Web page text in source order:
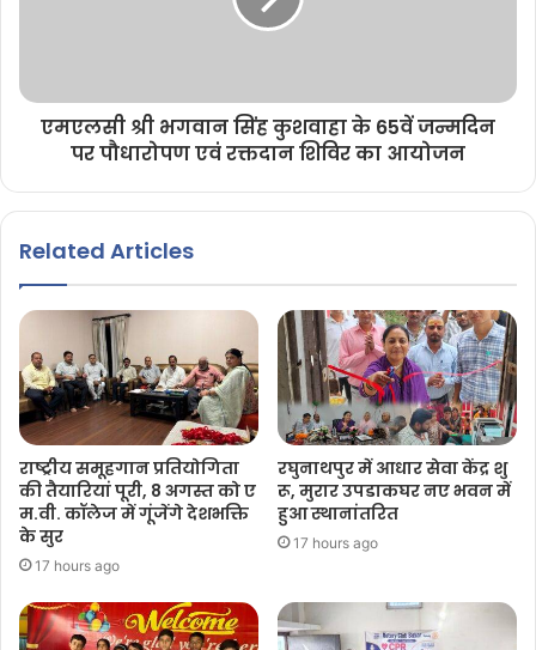
एमएलसी श्री भगवान सिंह कुशवाहा के 65वें जन्मदिन
पर पौधारोपण एवं रक्तदान शिविर का आयोजन
Related Articles
राष्ट्रीय समूहगान प्रतियोगिता
की तैयारियां पूरी, 8 अगस्त को ए
म.वी. कॉलेज में गूंजेंगे देशभक्ति
के सुर
17 hours ago
रघुनाथपुर में आधार सेवा केंद्र शु
रू, मुरार उपडाकघर नए भवन में
हुआ स्थानांतरित
17 hours ago